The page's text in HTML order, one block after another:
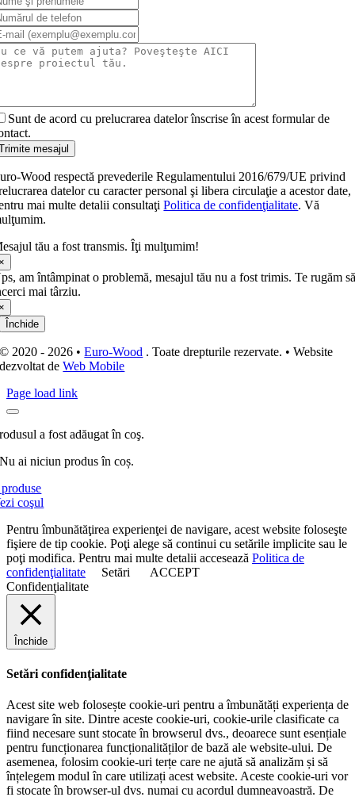
Sunt de acord cu prelucrarea datelor înscrise în acest formular de
mesajul
Wood respectă prevederile Regulamentului 2016/679/UE privind
datelor cu caracter personal şi libera circulaţie a acestor date,
mai multe detalii consultaţiPolitica de confidenţialitate. Vă
tău a fost transmis. Îţi mulţumim!
am întâmpinat o problemă, mesajul tău nu a fost trimis. Te rugăm
mai târziu.
Închide
© 2020 - 2026 •Euro-Wood . Toate drepturile rezervate. • Website
dezvoltat deWeb Mobile
Page load link
a fost adăugat în coş.
Nu ai niciun produs în coș.
coşul
Pentru îmbunătăţirea experienţei de navigare, acest website foloseşte
fişiere de tip cookie. Poţi alege să continui cu setările implicite sau le
poţi modifica. Pentru mai multe detalii accesează Politica de
confidenţialitate
Setări
ACCEPT
Confidenţialitate
Închide
Setări confidenţialitate
Acest site web folosește cookie-uri pentru a îmbunătăți experiența de
navigare în site. Dintre aceste cookie-uri, cookie-urile clasificate ca
fiind necesare sunt stocate în browserul dvs., deoarece sunt esențiale
pentru funcționarea funcționalităților de bază ale website-ului. De
asemenea, folosim cookie-uri terțe care ne ajută să analizăm și să
înțelegem modul în care utilizați acest website. Aceste cookie-uri vor
fi stocate în browser-ul dvs. numai cu acordul dumneavoastră. De